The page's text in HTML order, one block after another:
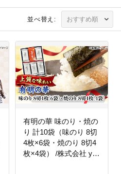
並べ替え:
有明の華 味のり・焼の
り 計10袋（味のり 8切
4枚×6袋・焼のり 8切4
枚×4袋） /株式会社 y's